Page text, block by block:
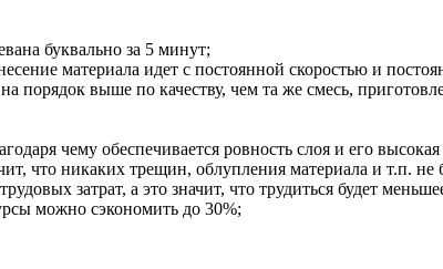
буквально за 5 минут;
материала идет с постоянной скоростью и
порядок выше по качеству, чем та же смесь,
чему обеспечивается ровность слоя и его
что никаких трещин, облупления материала и т.п. не
затрат, а это значит, что трудиться будет
можно сэкономить до 30%;